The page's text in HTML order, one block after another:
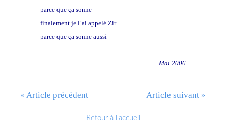
parce que ça sonne
finalement je l’ai appelé Zir
parce que ça sonne aussi
Mai 2006
« Article précédent Article suivant »
Retour à l'accueil